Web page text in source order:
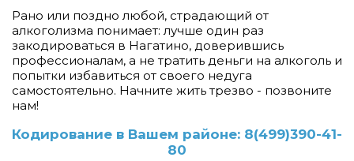
Рано или поздно любой, страдающий от
алкоголизма понимает: лучше один раз
закодироваться в Нагатино, доверившись
профессионалам, а не тратить деньги на алкоголь и
попытки избавиться от своего недуга
самостоятельно. Начните жить трезво - позвоните
нам!
Кодирование в Вашем районе: 8(499)390-41-
80